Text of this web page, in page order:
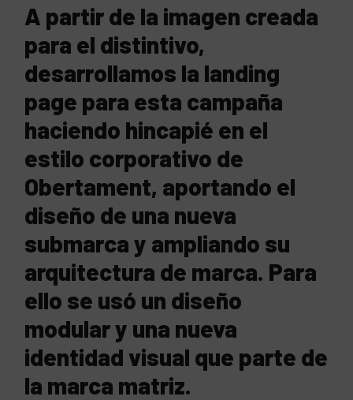
A partir de la imagen creada
para el distintivo,
desarrollamos la landing
page para esta campaña
haciendo hincapié en el
estilo corporativo de
Obertament, aportando el
diseño de una nueva
submarca y ampliando su
arquitectura de marca. Para
ello se usó un diseño
modular y una nueva
identidad visual que parte de
la marca matriz.